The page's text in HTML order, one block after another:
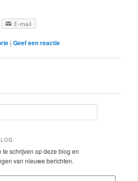
E-mail
|Geef een reactie
schrijven op deze blog en
van nieuwe berichten.